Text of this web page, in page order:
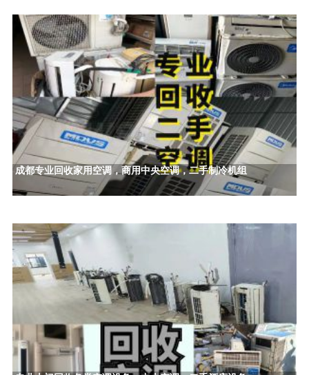
成都专业回收家用空调，商用中央空调，二手制冷机组